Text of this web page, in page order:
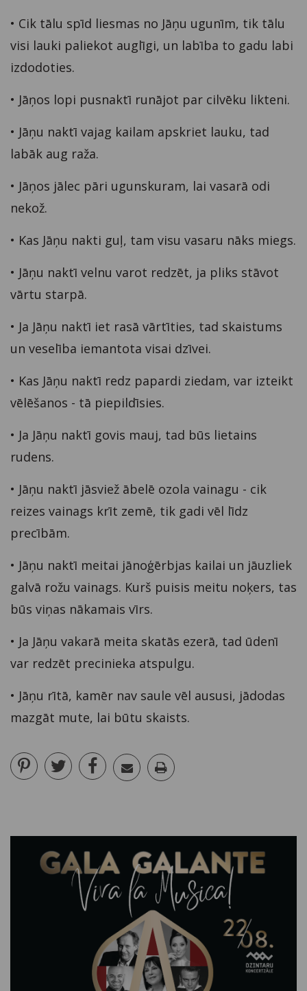
• Cik tālu spīd liesmas no Jāņu ugunīm, tik tālu
visi lauki paliekot auglīgi, un labība to gadu labi
izdodoties.
• Jāņos lopi pusnaktī runājot par cilvēku likteni.
• Jāņu naktī vajag kailam apskriet lauku, tad
labāk aug raža.
• Jāņos jālec pāri ugunskuram, lai vasarā odi
nekož.
• Kas Jāņu nakti guļ, tam visu vasaru nāks miegs.
• Jāņu naktī velnu varot redzēt, ja pliks stāvot
vārtu starpā.
• Ja Jāņu naktī iet rasā vārtīties, tad skaistums
un veselība iemantota visai dzīvei.
• Kas Jāņu naktī redz papardi ziedam, var izteikt
vēlēšanos - tā piepildīsies.
• Ja Jāņu naktī govis mauj, tad būs lietains
rudens.
• Jāņu naktī jāsviež ābelē ozola vainagu - cik
reizes vainags krīt zemē, tik gadi vēl līdz
precībām.
• Jāņu naktī meitai jānoģērbjas kailai un jāuzliek
galvā rožu vainags. Kurš puisis meitu noķers, tas
būs viņas nākamais vīrs.
• Ja Jāņu vakarā meita skatās ezerā, tad ūdenī
var redzēt precinieka atspulgu.
• Jāņu rītā, kamēr nav saule vēl aususi, jādodas
mazgāt mute, lai būtu skaists.